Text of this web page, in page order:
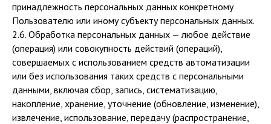
принадлежность персональных данных конкретному
Пользователю или иному субъекту персональных данных.
2.6. Обработка персональных данных — любое действие
(операция) или совокупность действий (операций),
совершаемых с использованием средств автоматизации
или без использования таких средств с персональными
данными, включая сбор, запись, систематизацию,
накопление, хранение, уточнение (обновление, изменение),
извлечение, использование, передачу (распространение,